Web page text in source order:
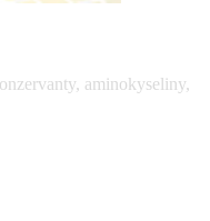
aminokyseliny,